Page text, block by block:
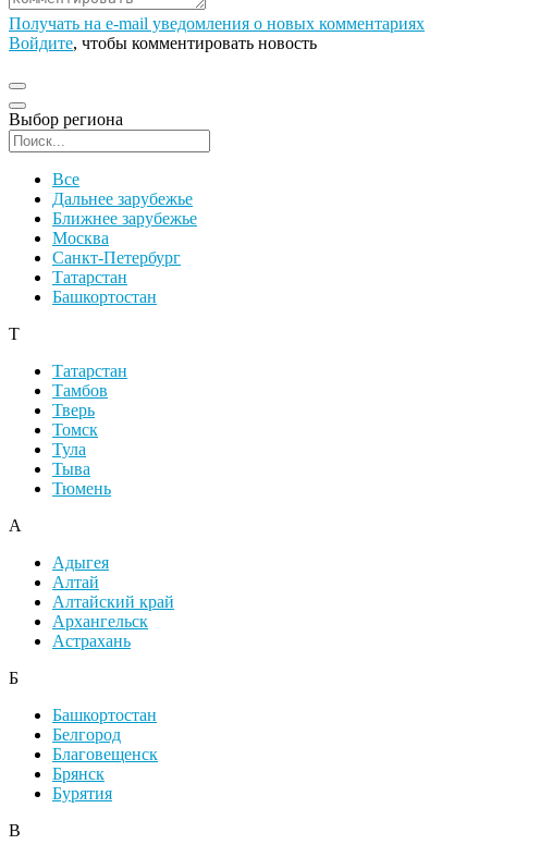
Получать на e‑mail уведомления о новых комментариях
Войдите, чтобы комментировать новость
Выбор региона
Все
Дальнее зарубежье
Ближнее зарубежье
Москва
Санкт-Петербург
Татарстан
Башкортостан
Т
Татарстан
Тамбов
Тверь
Томск
Тула
Тыва
Тюмень
А
Адыгея
Алтай
Алтайский край
Архангельск
Астрахань
Б
Башкортостан
Белгород
Благовещенск
Брянск
Бурятия
В